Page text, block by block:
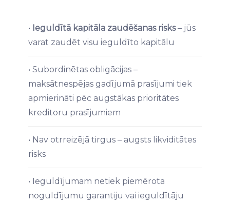
• Ieguldītā kapitāla zaudēšanas risks– jūs
varat zaudēt visu ieguldīto kapitālu
• Subordinētas obligācijas –
maksātnespējas gadījumā prasījumi tiek
apmierināti pēc augstākas prioritātes
kreditoru prasījumiem
• Nav otrreizējā tirgus – augsts likviditātes
risks
• Ieguldījumam netiek piemērota
noguldījumu garantiju vai ieguldītāju